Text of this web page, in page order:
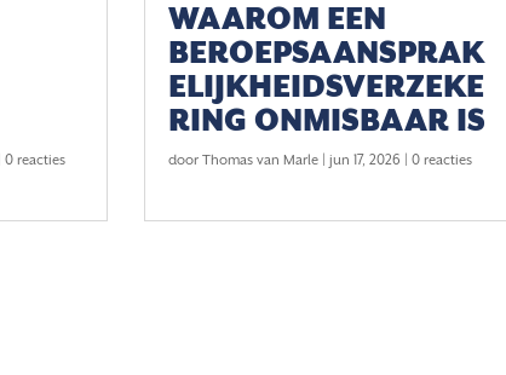
| 0 reacties
WAAROM EEN
BEROEPSAANSPRAK
ELIJKHEIDSVERZEKE
RING ONMISBAAR IS
door Thomas van Marle| jun 17, 2026 | 0 reacties
VESTIGING WILDERVANK
BEL OF MAIL ONS